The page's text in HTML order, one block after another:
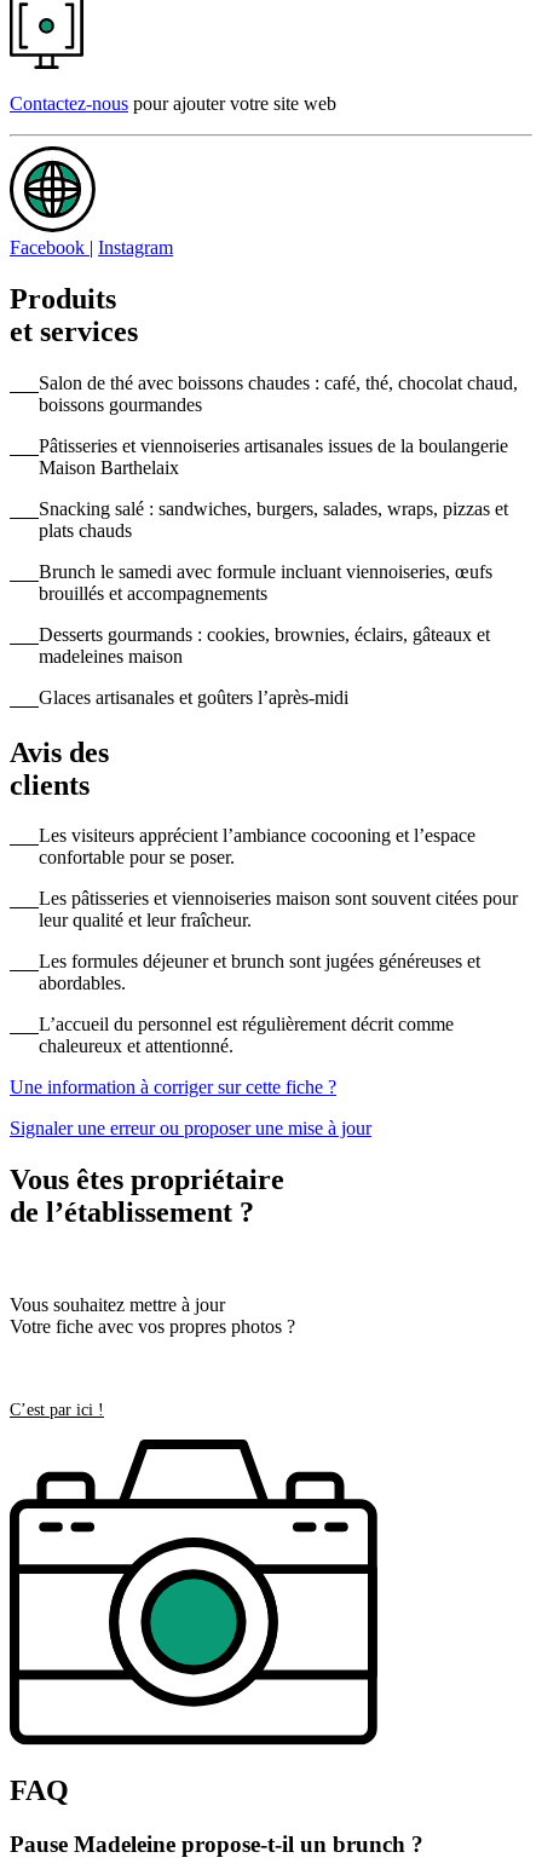
Contactez-nous pour ajouter votre site web
Facebook | Instagram
Produits
et services
Salon de thé avec boissons chaudes : café, thé, chocolat chaud,
boissons gourmandes
Pâtisseries et viennoiseries artisanales issues de la boulangerie
Maison Barthelaix
Snacking salé : sandwiches, burgers, salades, wraps, pizzas et
plats chauds
Brunch le samedi avec formule incluant viennoiseries, œufs
brouillés et accompagnements
Desserts gourmands : cookies, brownies, éclairs, gâteaux et
madeleines maison
Glaces artisanales et goûters l’après-midi
Avis des
clients
Les visiteurs apprécient l’ambiance cocooning et l’espace
confortable pour se poser.
Les pâtisseries et viennoiseries maison sont souvent citées pour
leur qualité et leur fraîcheur.
Les formules déjeuner et brunch sont jugées généreuses et
abordables.
L’accueil du personnel est régulièrement décrit comme
chaleureux et attentionné.
Une information à corriger sur cette fiche ?
Signaler une erreur ou proposer une mise à jour
Vous êtes propriétaire
de l’établissement ?
Vous souhaitez mettre à jour
Votre fiche avec vos propres photos ?
C’est par ici !
FAQ
Pause Madeleine propose-t-il un brunch ?